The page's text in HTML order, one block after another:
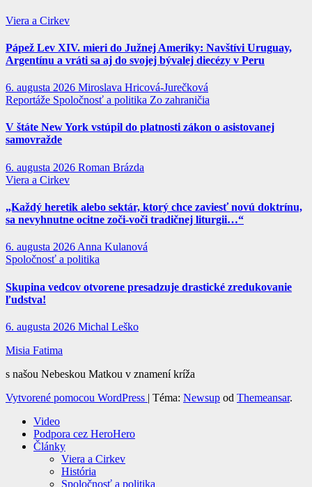
Viera a Cirkev
Pápež Lev XIV. mieri do Južnej Ameriky: Navštívi Uruguay,
Argentínu a vráti sa aj do svojej bývalej diecézy v Peru
6. augusta 2026 Miroslava Hricová-Jurečková
Reportáže Spoločnosť a politika Zo zahraničia
V štáte New York vstúpil do platnosti zákon o asistovanej
samovražde
6. augusta 2026 Roman Brázda
Viera a Cirkev
„Každý heretik alebo sektár, ktorý chce zaviesť novú doktrínu,
sa nevyhnutne ocitne zoči-voči tradičnej liturgii…“
6. augusta 2026 Anna Kulanová
Spoločnosť a politika
Skupina vedcov otvorene presadzuje drastické zredukovanie
ľudstva!
6. augusta 2026 Michal Leško
Misia Fatima
s našou Nebeskou Matkou v znamení kríža
Vytvorené pomocou WordPress | Téma: Newsup od Themeansar.
Video
Podpora cez HeroHero
Články
Viera a Cirkev
História
Spoločnosť a politika